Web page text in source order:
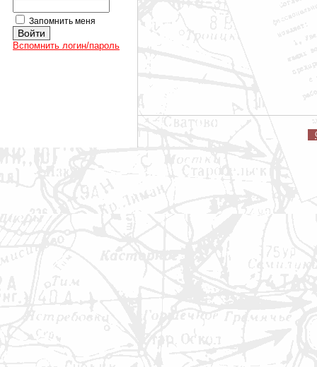
Запомнить меня
Вспомнить логин/пароль